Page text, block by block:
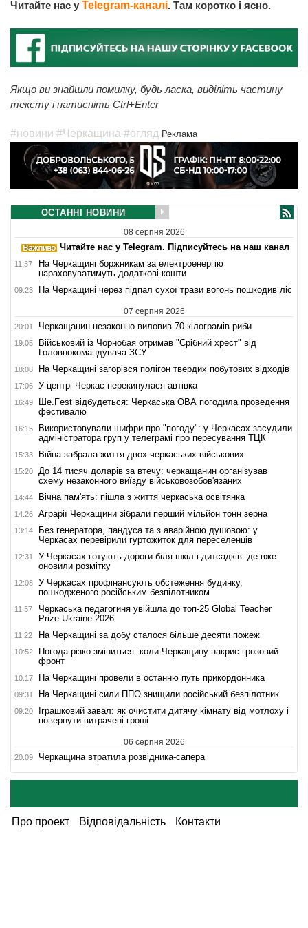
Читайте нас у Telegram-каналі. Там коротко і ясно.
Якщо ви знайшли помилку, будь ласка, виділіть частину
тексту і натисніть Ctrl+Enter
#новини #Черкащина #огляд Реклама
ОСТАННІ НОВИНИ
08 серпня 2026
Читайте нас у Telegram. Підписуйтесь на наш канал
11:37
На Черкащині боржникам за електроенергію
нараховуватимуть додаткові кошти
09:23 На Черкащині через підпал сухої трави вогонь пошкодив ліс
07 серпня 2026
20:01 Черкащанин незаконно виловив 70 кілограмів риби
19:05
Військовий із Чорнобая отримав "Срібний хрест" від
Головнокомандувача ЗСУ
18:08 На Черкащині загорівся полігон твердих побутових відходів
17:06 У центрі Черкас перекинулася автівка
16:49
Ше.Fest відбудеться: Черкаська ОВА погодила проведення
фестивалю
16:15
Використовували шифри про "погоду": у Черкасах засудили
адміністратора груп у телеграмі про пересування ТЦК
15:33 Війна забрала життя двох черкаських військових
15:20
До 14 тисяч доларів за втечу: черкащанин організував
схему незаконного виїзду військовозобов'язаних
14:44 Вічна пам'ять: пішла з життя черкаська освітянка
14:26 Аграрії Черкащини зібрали перший мільйон тонн зерна
13:14
Без генератора, пандуса та з аварійною душовою: у
Черкасах перевірили гуртожиток для переселенців
12:31
У Черкасах готують дороги біля шкіл і дитсадків: де вже
оновили розмітку
12:08
У Черкасах профінансують обстеження будинку,
пошкодженого російським безпілотником
11:57
Черкаська педагогиня увійшла до топ-25 Global Teacher
Prize Ukraine 2026
11:22 На Черкащині за добу сталося більше десяти пожеж
10:52
Погода різко зміниться: коли Черкащину накриє грозовий
фронт
10:17 На Черкащині провели в останню путь прикордонника
09:31 На Черкащині сили ППО знищили російський безпілотник
09:20
Іграшковий завал: як очистити дитячу кімнату від мотлоху і
повернути витрачені гроші
06 серпня 2026
20:09 Черкащина втратила розвідника-сапера
Про проект Відповідальність Контакти